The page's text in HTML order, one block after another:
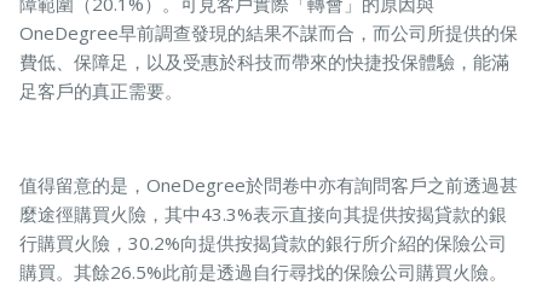
OneDegree早前調查發現的結果不謀而合，而公司所提供的保
費低、保障足，以及受惠於科技而帶來的快捷投保體驗，能滿
足客戶的真正需要。
值得留意的是，OneDegree於問卷中亦有詢問客戶之前透過甚
麼途徑購買火險，其中43.3%表示直接向其提供按揭貸款的銀
行購買火險，30.2%向提供按揭貸款的銀行所介紹的保險公司
購買。其餘26.5%此前是透過自行尋找的保險公司購買火險。